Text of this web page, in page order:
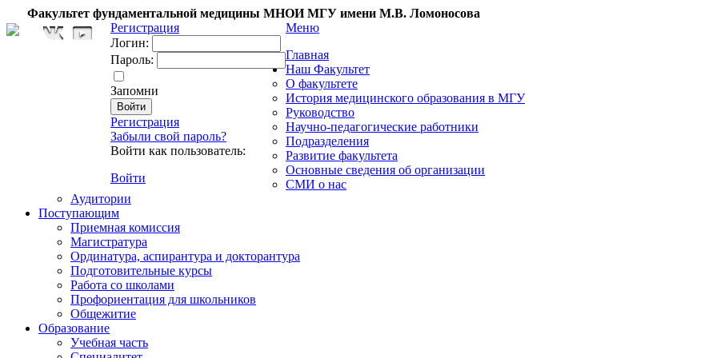
Факультет фундаментальной медицины МНОИ МГУ имени М.В. Ломоносова
Регистрация
Логин:
Пароль:
Запомни
Регистрация
Забыли свой пароль?
Войти как пользователь:
Войти
Меню
Главная
Наш Факультет
О факультете
История медицинского образования в МГУ
Руководство
Научно-педагогические работники
Подразделения
Развитие факультета
Основные сведения об организации
СМИ о нас
Аудитории
Поступающим
Приемная комиссия
Магистратура
Ординатура, аспирантура и докторантура
Подготовительные курсы
Работа со школами
Профориентация для школьников
Общежитие
Образование
Учебная часть